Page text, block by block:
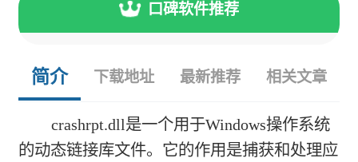
口碑软件推荐
简介 下载地址 最新推荐 相关文章
crashrpt.dll是一个用于Windows操作系统
的动态链接库文件。它的作用是捕获和处理应